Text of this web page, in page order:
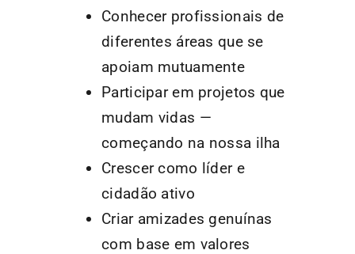
Conhecer profissionais de
diferentes áreas que se
apoiam mutuamente
Participar em projetos que
mudam vidas —
começando na nossa ilha
Crescer como líder e
cidadão ativo
Criar amizades genuínas
com base em valores